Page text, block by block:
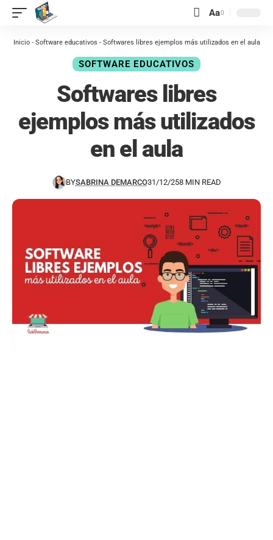
contenido Aa
Inicio- Software educativos - Softwares libres ejemplos más utilizados en el aula
SOFTWARE EDUCATIVOS
Softwares libres
ejemplos más utilizados
en el aula
BYSABRINA DEMARCO31/12/258 MIN READ